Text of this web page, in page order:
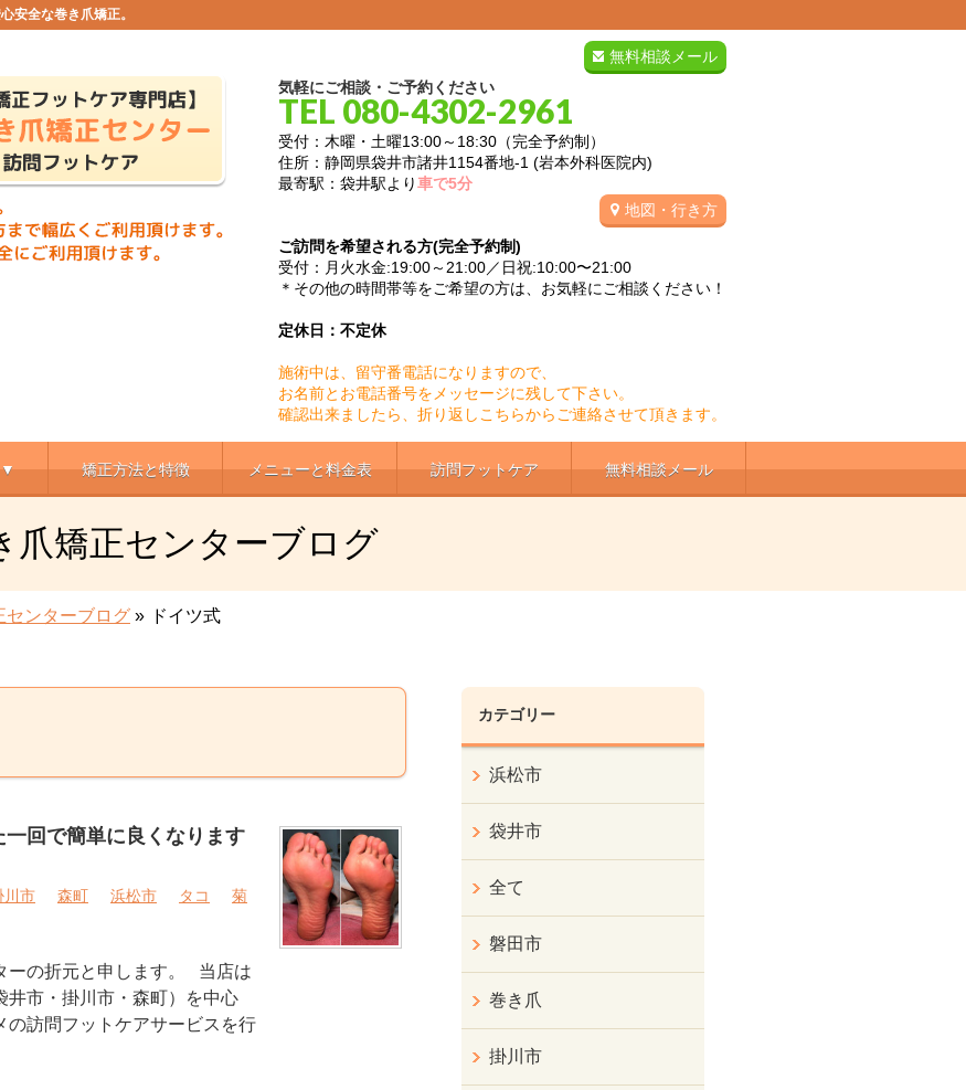
安全な巻き爪矯正。
無料相談メール
気軽にご相談・ご予約ください
TEL 080-4302-2961
受付：木曜・土曜13:00～18:30（完全予約制）
住所：静岡県袋井市諸井1154番地-1 (岩本外科医院内)
最寄駅：袋井駅より車で5分
地図・行き方
ご訪問を希望される方(完全予約制)
受付：月火水金:19:00～21:00／日祝:10:00〜21:00
＊その他の時間帯等をご希望の方は、お気軽にご相談ください！
定休日：不定休
施術中は、留守番電話になりますので、
お名前とお電話番号をメッセージに残して下さい。
確認出来ましたら、折り返しこちらからご連絡させて頂きます。
▼ 矯正方法と特徴 メニューと料金表 訪問フットケア 無料相談メール
爪矯正センターブログ
センターブログ » ドイツ式
回で簡単に良くなります
川市 森町 浜松市 タコ
菊
ーの折元と申します。 当店は
井市・掛川市・森町）を中心
の訪問フットケアサービスを行
カテゴリー
浜松市
袋井市
全て
磐田市
巻き爪
掛川市